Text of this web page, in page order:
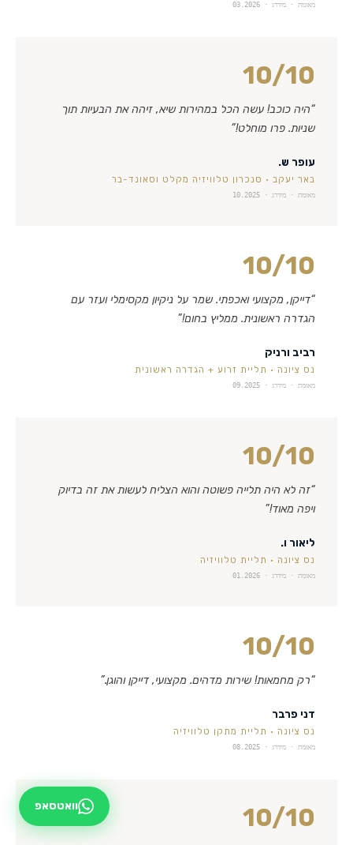
מאומת · מידרג · 03.2026
10/10
“היה כוכב! עשה הכל במהירות שיא, זיהה את הבעיות תוך
שניות. פרו מוחלט!”
עופר ש.
באר יעקב · סנכרון טלוויזיה מקלט וסאונד-בר
מאומת · מידרג · 10.2025
10/10
“דייקן, מקצועי ואכפתי. שמר על ניקיון מקסימלי ועזר עם
הגדרה ראשונית. ממליץ בחום!”
רביב ורניק
נס ציונה · תליית זרוע + הגדרה ראשונית
מאומת · מידרג · 09.2025
10/10
“זה לא היה תלייה פשוטה והוא הצליח לעשות את זה בדיוק
ויפה מאוד!”
ליאור ו.
נס ציונה · תליית טלוויזיה
מאומת · מידרג · 01.2026
10/10
“רק מחמאות! שירות מדהים. מקצועי, דייקן והוגן.”
דני פרבר
נס ציונה · תליית מתקן טלוויזיה
מאומת · מידרג · 08.2025
10/10 וואטסאפ